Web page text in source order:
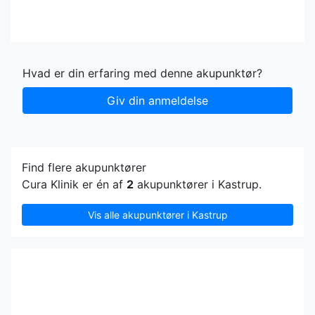
Hvad er din erfaring med denne akupunktør?
Giv din anmeldelse
Find flere akupunktører
Cura Klinik er én af 2 akupunktører i Kastrup.
Vis alle akupunktører i Kastrup